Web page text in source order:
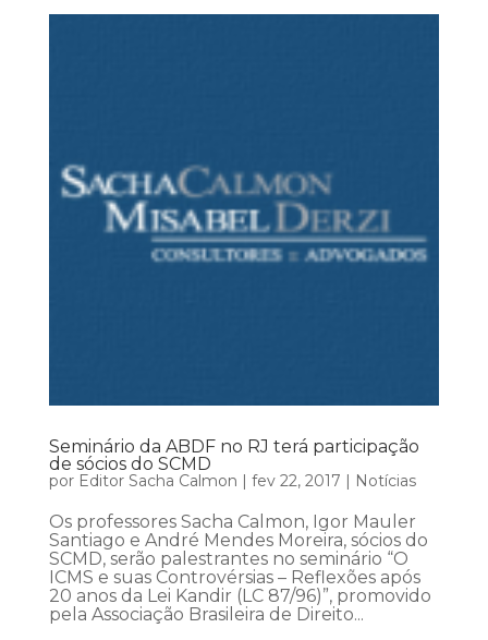
Seminário da ABDF no RJ terá participação
de sócios do SCMD
por Editor Sacha Calmon | fev 22, 2017 | Notícias
Os professores Sacha Calmon, Igor Mauler
Santiago e André Mendes Moreira, sócios do
SCMD, serão palestrantes no seminário “O
ICMS e suas Controvérsias – Reflexões após
20 anos da Lei Kandir (LC 87/96)”, promovido
pela Associação Brasileira de Direito...